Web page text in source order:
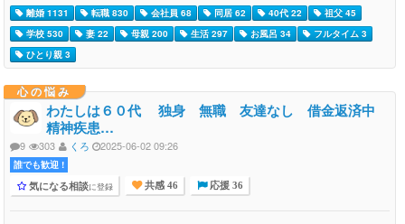
離婚 1131 転職 830 会社員 68 同居 62 40代 22
祖父 45
学校 530
妻 22 母親 200 生活 297 お風呂 34
フルタイム 3
ひとり親 3
心の悩み
わたしは６０代 独身 無職 友達なし 借金返済中
精神疾患…
9 303 くろ 2025-06-02 09:26
誰でも歓迎 !
気になる相談に登録 共感 46 応援 36